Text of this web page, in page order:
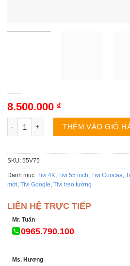
8.500.000 ₫
Tivi Coocaa 55V75 | 55 inch 4K QD-
THÊM VÀO GIỎ
SKU: 55V75
Danh mục: Tivi 4K Tivi 55 inch Tivi Coocaa
mới Tivi Google Tivi treo tường
LIÊN HỆ TRỰC TIẾP
Mr. Tuấn
0965.790.100
Ms. Hương